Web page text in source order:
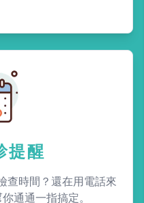
提醒
查時間？還在用電話來
通通一指搞定。